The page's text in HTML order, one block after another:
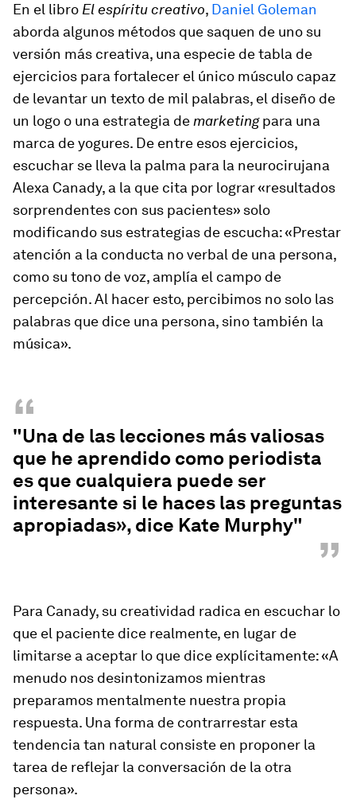
En el libro El espíritu creativo, Daniel Goleman
aborda algunos métodos que saquen de uno su
versión más creativa, una especie de tabla de
ejercicios para fortalecer el único músculo capaz
de levantar un texto de mil palabras, el diseño de
un logo o una estrategia de marketingpara una
marca de yogures. De entre esos ejercicios,
escuchar se lleva la palma para la neurocirujana
Alexa Canady, a la que cita por lograr «resultados
sorprendentes con sus pacientes» solo
modificando sus estrategias de escucha: «Prestar
atención a la conducta no verbal de una persona,
como su tono de voz, amplía el campo de
percepción. Al hacer esto, percibimos no solo las
palabras que dice una persona, sino también la
música».
“
"Una de las lecciones más valiosas
que he aprendido como periodista
es que cualquiera puede ser
interesante si le haces las preguntas
apropiadas», dice Kate Murphy"
”
Para Canady, su creatividad radica en escuchar lo
que el paciente dice realmente, en lugar de
limitarse a aceptar lo que dice explícitamente: «A
menudo nos desintonizamos mientras
preparamos mentalmente nuestra propia
respuesta. Una forma de contrarrestar esta
tendencia tan natural consiste en proponer la
tarea de reflejar la conversación de la otra
persona».